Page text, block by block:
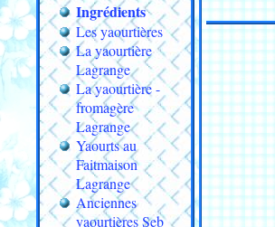
Ingrédients
Les yaourtières
La yaourtière
Lagrange
La yaourtière -
fromagère
Lagrange
Yaourts au
Faitmaison
Lagrange
Anciennes
yaourtières Seb